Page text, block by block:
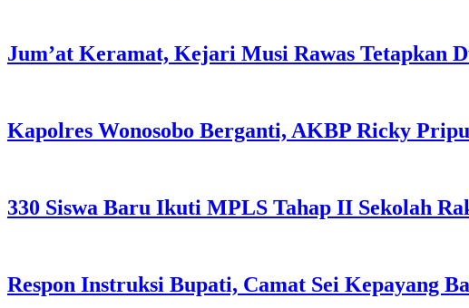
Jum’at Keramat, Kejari Musi Rawas Tetapkan
Kapolres Wonosobo Berganti, AKBP Ricky
330 Siswa Baru Ikuti MPLS Tahap II Sekolah
Respon Instruksi Bupati, Camat Sei Kepayang